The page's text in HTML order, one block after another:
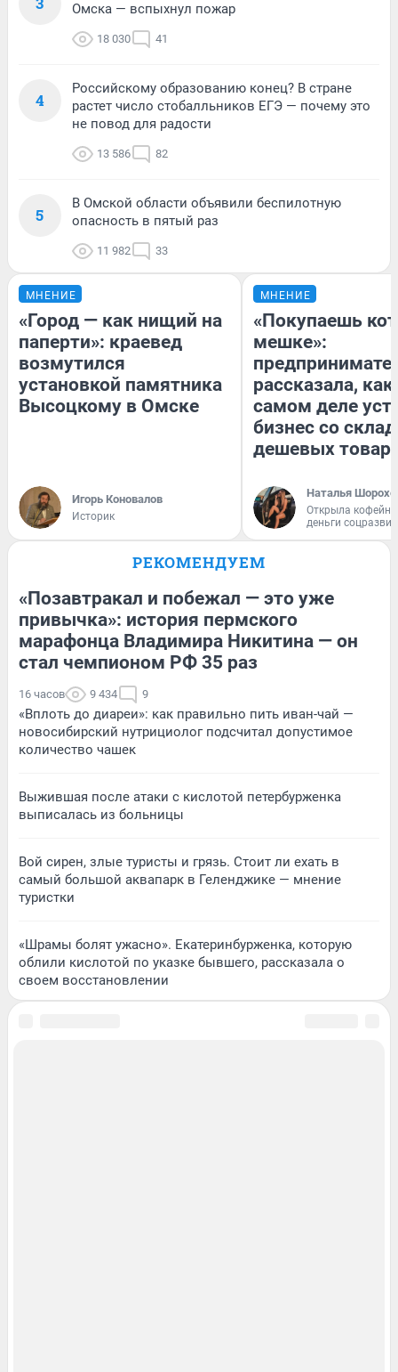
Омска — вспыхнул пожар
18 030 41
4
Российскому образованию конец? В стране
растет число стобалльников ЕГЭ — почему это
не повод для радости
13 586 82
5
В Омской области объявили беспилотную
опасность в пятый раз
11 982 33
МНЕНИЕ
«Город — как нищий на
паперти»: краевед
возмутился
установкой памятника
Высоцкому в Омске
Игорь Коновалов
Историк
МНЕНИЕ
«Покупаешь
мешке»:
рассказала, как
самом деле
бизнес со
дешевых
Наталья
Открыла
деньги
РЕКОМЕНДУЕМ
«Позавтракал и побежал — это уже
привычка»: история пермского
марафонца Владимира Никитина — он
стал чемпионом РФ 35 раз
16 часов 9 434 9
«Вплоть до диареи»: как правильно пить иван-чай —
новосибирский нутрициолог подсчитал допустимое
количество чашек
Выжившая после атаки с кислотой петербурженка
выписалась из больницы
Вой сирен, злые туристы и грязь. Стоит ли ехать в
самый большой аквапарк в Геленджике — мнение
туристки
«Шрамы болят ужасно». Екатеринбурженка, которую
облили кислотой по указке бывшего, рассказала о
своем восстановлении